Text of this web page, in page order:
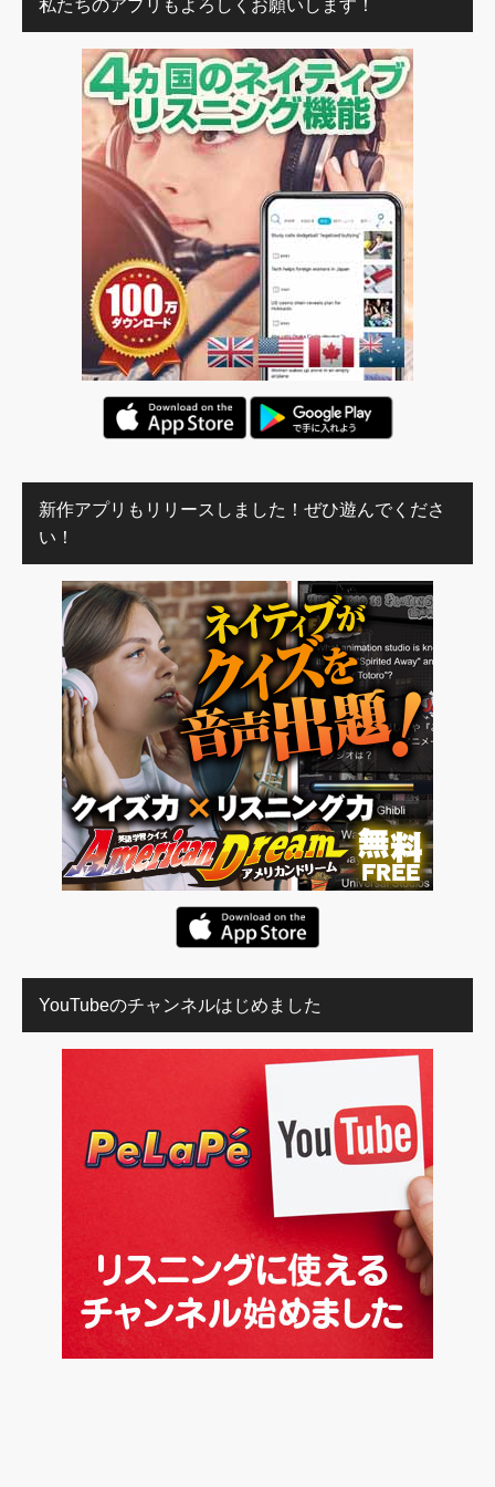
私たちのアプリもよろしくお願いします！
新作アプリもリリースしました！ぜひ遊んでくださ
い！
YouTubeのチャンネルはじめました